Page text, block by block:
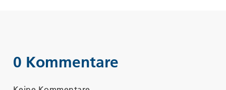
0 Kommentare